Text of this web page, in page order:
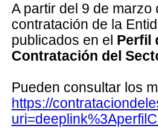
A partir del 9 de
contratación de la
publicados en el Perfil
Contratación del
Pueden consultar los
https://